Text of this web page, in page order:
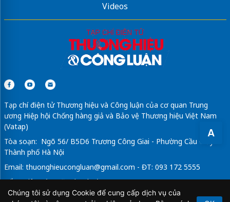
A
Videos
Tạp chí điện tử Thương hiệu và Công luận của cơ quan Trung
ương Hiệp hội Chống hàng giả và Bảo vệ Thương hiệu Việt Nam
(Vatap)
Tòa soạn: Ngõ 56/ B5D6 Trương Công Giai - Phường Cầu Giấy -
Thành phố Hà Nội
Email: thuonghieucongluan@gmail.com - ĐT: 093 172 5555
Tổng Biên Tập: Vũ Đức Thuận
Giấy phép hoạt động báo chí điện tử số 64/GP-BTTTT do Bộ
Chúng tôi sử dụng Cookie để cung cấp dịch vụ của